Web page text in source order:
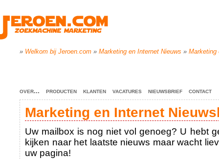
over... producten klanten vacatures nieuwsbrief contact
Marketing en Internet
Uw mailbox is nog niet vol genoeg? U hebt
kijken naar het laatste nieuws maar wacht
uw pagina!
» Welkom bij Jeroen.com » Marketing en Internet Nieuws » Marketing